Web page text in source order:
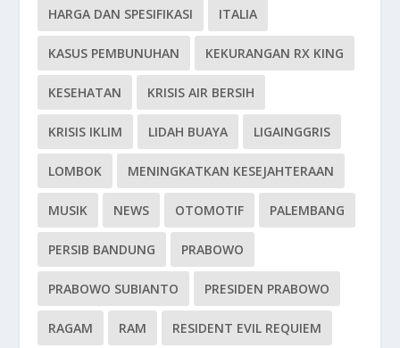
HARGA DAN SPESIFIKASI ITALIA
KASUS PEMBUNUHAN KEKURANGAN RX KING
KESEHATAN KRISIS AIR BERSIH
KRISIS IKLIM LIDAH BUAYA LIGAINGGRIS
LOMBOK MENINGKATKAN KESEJAHTERAAN
MUSIK NEWS OTOMOTIF PALEMBANG
PERSIB BANDUNG PRABOWO
PRABOWO SUBIANTO PRESIDEN PRABOWO
RAGAM RAM RESIDENT EVIL REQUIEM